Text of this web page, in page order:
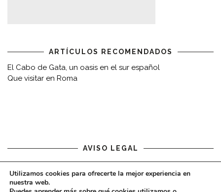
ARTÍCULOS RECOMENDADOS
El Cabo de Gata, un oasis en el sur español
Que visitar en Roma
AVISO LEGAL
Aviso legal
Utilizamos cookies para ofrecerte la mejor experiencia en
nuestra web.